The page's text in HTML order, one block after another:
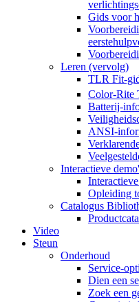
Gids voor
Leren (vervolg)
TLR Fit-
Color-Rite
Batterij-
ANSI-
Interactieve
Opleiding
Catalogus
Video
Steun
Onderhoud
Service-
Dien een
Zoek een